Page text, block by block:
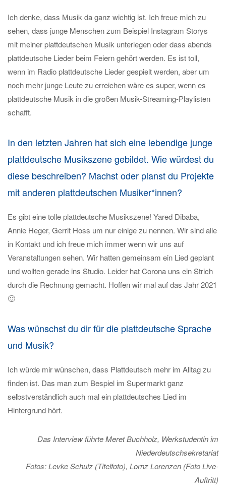
Ich denke, dass Musik da ganz wichtig ist. Ich freue mich zu
sehen, dass junge Menschen zum Beispiel Instagram Storys
mit meiner plattdeutschen Musik unterlegen oder dass abends
plattdeutsche Lieder beim Feiern gehört werden. Es ist toll,
wenn im Radio plattdeutsche Lieder gespielt werden, aber um
noch mehr junge Leute zu erreichen wäre es super, wenn es
plattdeutsche Musik in die großen Musik-Streaming-Playlisten
schafft.
In den letzten Jahren hat sich eine lebendige junge
plattdeutsche Musikszene gebildet. Wie würdest du
diese beschreiben? Machst oder planst du Projekte
mit anderen plattdeutschen Musiker*innen?
Es gibt eine tolle plattdeutsche Musikszene! Yared Dibaba,
Annie Heger, Gerrit Hoss um nur einige zu nennen. Wir sind alle
in Kontakt und ich freue mich immer wenn wir uns auf
Veranstaltungen sehen. Wir hatten gemeinsam ein Lied geplant
und wollten gerade ins Studio. Leider hat Corona uns ein Strich
durch die Rechnung gemacht. Hoffen wir mal auf das Jahr 2021
🙂
Was wünschst du dir für die plattdeutsche Sprache
und Musik?
Ich würde mir wünschen, dass Plattdeutsch mehr im Alltag zu
finden ist. Das man zum Bespiel im Supermarkt ganz
selbstverständlich auch mal ein plattdeutsches Lied im
Hintergrund hört.
Das Interview führte Meret Buchholz, Werkstudentin im
Niederdeutschsekretariat
Fotos: Levke Schulz (Titelfoto), Lornz Lorenzen (Foto Live-
Auftritt)